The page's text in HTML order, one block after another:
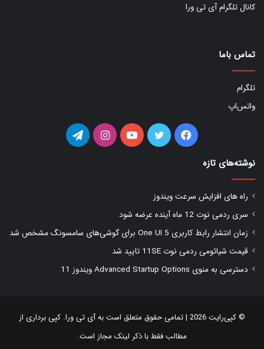
کانال تلگرام آی تی ورا
تماس باما
تلگرام
واتس‌اپ
فیس توییتر یوتیوب اینستاگرامتلگرام
نوشته‌های تازه
راه های افزایش سرعت ویندوز
سری ردمی نوت 12 ماه آینده عرضه شود
زمان انتشار رابط کاربری One UI 5 برای گوشی‌های سامسونگ مشخص شد
قیمت شیائومی ردمی نوت 11SE تایید شد
دسترسی به منوی Advanced Startup Options ویندوز 11
© کپی‌رایت 2026 | تمامی حقوق متعلق است به آی تی ورا. کپی برداری از
مطالب فقط با ذکر لینک مجاز است.